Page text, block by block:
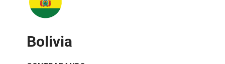
Bolivia